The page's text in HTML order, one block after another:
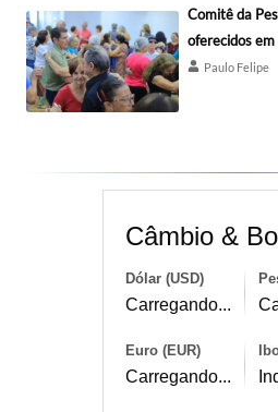
Comitê da
oferecidos
Paulo Felipe
Câmbio &
Dólar (USD)
Carregando...
Euro (EUR)
Carregando...